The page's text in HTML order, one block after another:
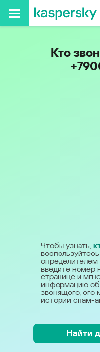
Кто
Чтобы узнать,
введите номер
странице и
информацию об
звонящего, его
истории спам-
Найти